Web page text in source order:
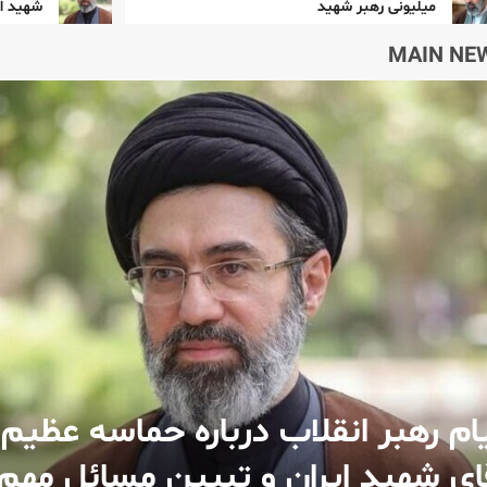
شهید ایران و
رهبر شهید
MAIN
رهبر انقلاب درباره حماسه